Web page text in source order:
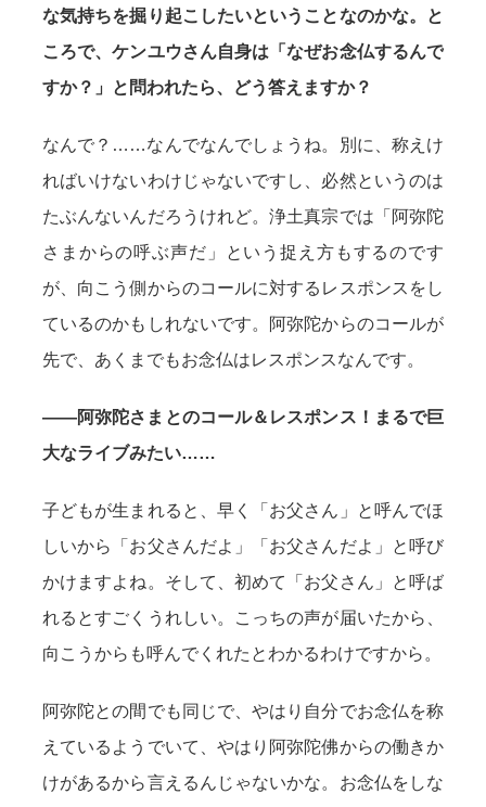
な気持ちを掘り起こしたいということなのかな。と
ころで、ケンユウさん自身は「なぜお念仏するんで
すか？」と問われたら、どう答えますか？
なんで？……なんでなんでしょうね。別に、称えけ
ればいけないわけじゃないですし、必然というのは
たぶんないんだろうけれど。浄土真宗では「阿弥陀
さまからの呼ぶ声だ」という捉え方もするのです
が、向こう側からのコールに対するレスポンスをし
ているのかもしれないです。阿弥陀からのコールが
先で、あくまでもお念仏はレスポンスなんです。
——阿弥陀さまとのコール＆レスポンス！まるで巨
大なライブみたい……
子どもが生まれると、早く「お父さん」と呼んでほ
しいから「お父さんだよ」「お父さんだよ」と呼び
かけますよね。そして、初めて「お父さん」と呼ば
れるとすごくうれしい。こっちの声が届いたから、
向こうからも呼んでくれたとわかるわけですから。
阿弥陀との間でも同じで、やはり自分でお念仏を称
えているようでいて、やはり阿弥陀佛からの働きか
けがあるから言えるんじゃないかな。お念仏をしな